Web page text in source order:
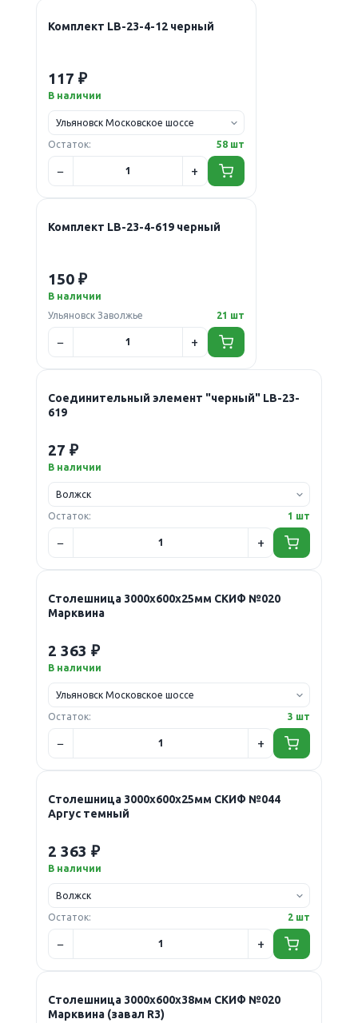
Комплект LB-23-4-12 черный
117 ₽
В наличии
Остаток: 58 шт
Комплект LB-23-4-619 черный
150 ₽
В наличии
Ульяновск Заволжье
21 шт
Соединительный элемент "черный" LB-23-
619
27 ₽
В наличии
Остаток: 1 шт
Столешница 3000х600х25мм СКИФ №020
Марквина
2 363 ₽
В наличии
Остаток: 3 шт
Столешница 3000х600х25мм СКИФ №044
Аргус темный
2 363 ₽
В наличии
Остаток: 2 шт
Столешница 3000х600х38мм СКИФ №020
Марквина (завал R3)